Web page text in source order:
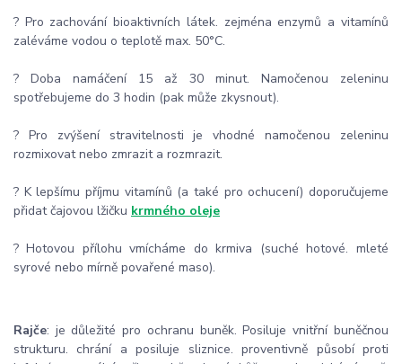
? Pro zachování bioaktivních látek. zejména enzymů a vitamínů
zaléváme vodou o teplotě max. 50°C.
? Doba namáčení 15 až 30 minut. Namočenou zeleninu
spotřebujeme do 3 hodin (pak může zkysnout).
? Pro zvýšení stravitelnosti je vhodné namočenou zeleninu
rozmixovat nebo zmrazit a rozmrazit.
? K lepšímu příjmu vitamínů (a také pro ochucení) doporučujeme
přidat čajovou lžičku krmného oleje
? Hotovou přílohu vmícháme do krmiva (suché hotové. mleté
syrové nebo mírně povařené maso).
Rajče: je důležité pro ochranu buněk. Posiluje vnitřní buněčnou
strukturu. chrání a posiluje sliznice. proventivně působí proti